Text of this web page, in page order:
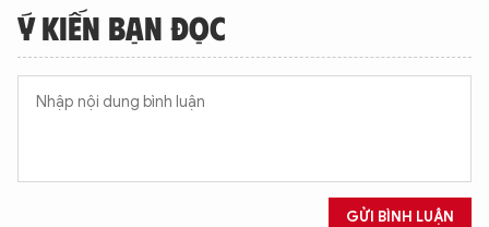
Ý KIẾN BẠN ĐỌC
GỬI BÌNH LUẬN